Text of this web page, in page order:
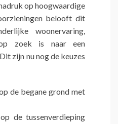
op hoogwaardige
belooft dit
woonervaring,
zoek is naar een
zijn nu nog de keuzes
de begane grond met
de tussenverdieping